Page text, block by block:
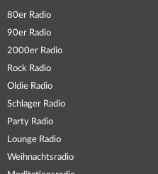
80er Radio
90er Radio
2000er Radio
Rock Radio
Oldie Radio
Schlager Radio
Party Radio
Lounge Radio
Weihnachtsradio